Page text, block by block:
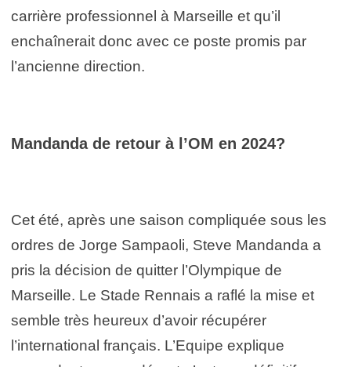
carrière professionnel à Marseille et qu’il
enchaînerait donc avec ce poste promis par
l’ancienne direction.
Mandanda de retour à l’OM en 2024?
Cet été, après une saison compliquée sous les
ordres de Jorge Sampaoli, Steve Mandanda a
pris la décision de quitter l’Olympique de
Marseille. Le Stade Rennais a raflé la mise et
semble très heureux d’avoir récupérer
l’international français. L’Equipe explique